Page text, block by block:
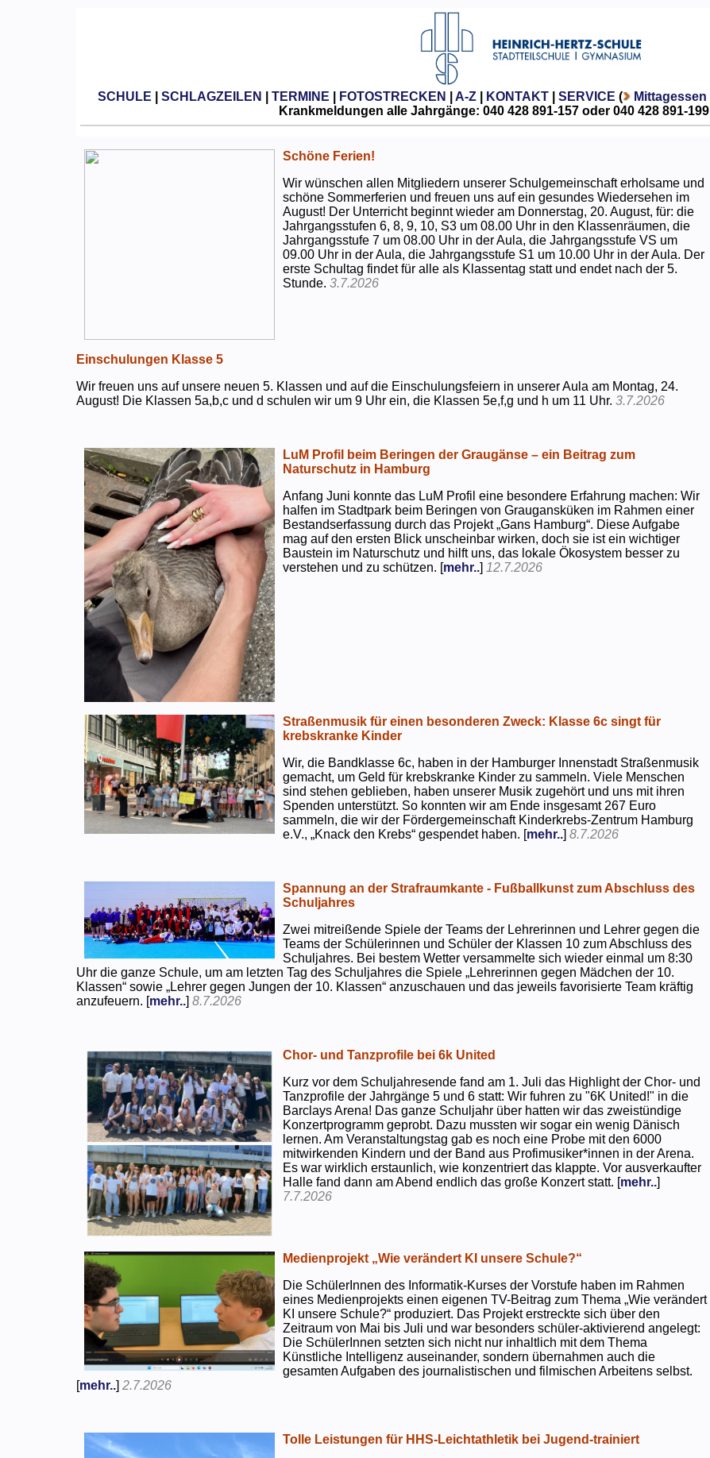
SCHULE SCHLAGZEILEN TERMINE FOTOSTRECKEN A-Z| KONTAKT| SERVICE ( Mittagessen
Krankmeldungen alle Jahrgänge: 040 428 891-157 oder 040 428 891-199
Schöne Ferien!
Wir wünschen allen Mitgliedern unserer Schulgemeinschaft erholsame und
schöne Sommerferien und freuen uns auf ein gesundes Wiedersehen im
August! Der Unterricht beginnt wieder am Donnerstag, 20. August, für: die
Jahrgangsstufen 6, 8, 9, 10, S3 um 08.00 Uhr in den Klassenräumen, die
Jahrgangsstufe 7 um 08.00 Uhr in der Aula, die Jahrgangsstufe VS um
09.00 Uhr in der Aula, die Jahrgangsstufe S1 um 10.00 Uhr in der Aula. Der
erste Schultag findet für alle als Klassentag statt und endet nach der 5.
Stunde.3.7.2026
Einschulungen Klasse 5
Wir freuen uns auf unsere neuen 5. Klassen und auf die Einschulungsfeiern in unserer Aula am Montag, 24.
August! Die Klassen 5a,b,c und d schulen wir um 9 Uhr ein, die Klassen 5e,f,g und h um 11 Uhr.3.7.2026
LuM Profil beim Beringen der Graugänse – ein Beitrag zum
Naturschutz in Hamburg
Anfang Juni konnte das LuM Profil eine besondere Erfahrung machen: Wir
halfen im Stadtpark beim Beringen von Graugansküken im Rahmen einer
Bestandserfassung durch das Projekt „Gans Hamburg“. Diese Aufgabe
mag auf den ersten Blick unscheinbar wirken, doch sie ist ein wichtiger
Baustein im Naturschutz und hilft uns, das lokale Ökosystem besser zu
verstehen und zu schützen. [mehr..] 12.7.2026
Straßenmusik für einen besonderen Zweck: Klasse 6c singt für
krebskranke Kinder
Wir, die Bandklasse 6c, haben in der Hamburger Innenstadt Straßenmusik
gemacht, um Geld für krebskranke Kinder zu sammeln. Viele Menschen
sind stehen geblieben, haben unserer Musik zugehört und uns mit ihren
Spenden unterstützt. So konnten wir am Ende insgesamt 267 Euro
sammeln, die wir der Fördergemeinschaft Kinderkrebs-Zentrum Hamburg
e.V., „Knack den Krebs“ gespendet haben. [mehr..]8.7.2026
Spannung an der Strafraumkante - Fußballkunst zum Abschluss des
Schuljahres
Zwei mitreißende Spiele der Teams der Lehrerinnen und Lehrer gegen die
Teams der Schülerinnen und Schüler der Klassen 10 zum Abschluss des
Schuljahres. Bei bestem Wetter versammelte sich wieder einmal um 8:30
Uhr die ganze Schule, um am letzten Tag des Schuljahres die Spiele „Lehrerinnen gegen Mädchen der 10.
Klassen“ sowie „Lehrer gegen Jungen der 10. Klassen“ anzuschauen und das jeweils favorisierte Team kräftig
anzufeuern. [mehr..]8.7.2026
Chor- und Tanzprofile bei 6k United
Kurz vor dem Schuljahresende fand am 1. Juli das Highlight der Chor- und
Tanzprofile der Jahrgänge 5 und 6 statt: Wir fuhren zu "6K United!" in die
Barclays Arena! Das ganze Schuljahr über hatten wir das zweistündige
Konzertprogramm geprobt. Dazu mussten wir sogar ein wenig Dänisch
lernen. Am Veranstaltungstag gab es noch eine Probe mit den 6000
mitwirkenden Kindern und der Band aus Profimusiker*innen in der Arena.
Es war wirklich erstaunlich, wie konzentriert das klappte. Vor ausverkaufter
Halle fand dann am Abend endlich das große Konzert statt. [mehr..]
7.7.2026
Medienprojekt „Wie verändert KI unsere Schule?“
Die SchülerInnen des Informatik-Kurses der Vorstufe haben im Rahmen
eines Medienprojekts einen eigenen TV-Beitrag zum Thema „Wie verändert
KI unsere Schule?“ produziert. Das Projekt erstreckte sich über den
Zeitraum von Mai bis Juli und war besonders schüler-aktivierend angelegt:
Die SchülerInnen setzten sich nicht nur inhaltlich mit dem Thema
Künstliche Intelligenz auseinander, sondern übernahmen auch die
gesamten Aufgaben des journalistischen und filmischen Arbeitens selbst.
[mehr..]2.7.2026
Tolle Leistungen für HHS-Leichtathletik bei Jugend-trainiert